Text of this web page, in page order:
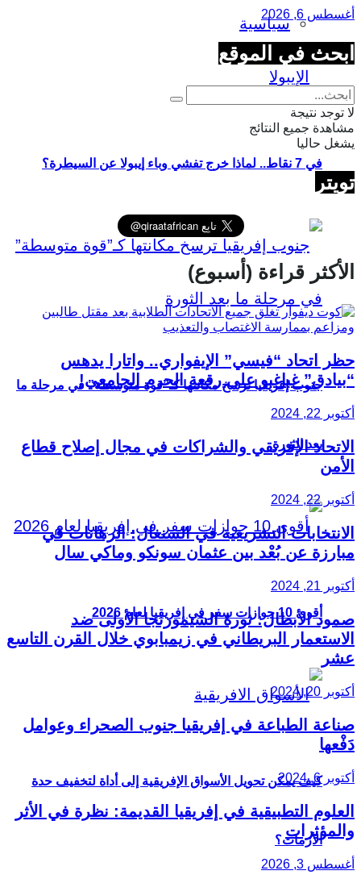
سياسية
في 7 نقاط.. لماذا خرج تفشي وباء إيبولا عن السيطرة؟
جنوب إفريقيا ترسخ مكانتها كـ”قوة متوسطة” في مرحلة ما
بعد الثورة
أقوى 10 جوازات سفر في إفريقيا لعام 2026
كيف يمكن تحويل الأسواق الإفريقية إلى أداة لتخفيف حدة
الأزمات؟
أغسطس 6, 2026
ابحث في الموقع
لا توجد نتيجة
مشاهدة جميع النتائج
يشغل حاليا
تويتر
الأكثر قراءة (أسبوع)
حظر اتحاد “فيسي” الإيفواري.. واتارا يدهس
“بيادق” غباغبو على رقعة الحرم الجامعي!
أكتوبر 22, 2024
الاتحاد الإفريقي والشراكات في مجال إصلاح قطاع
الأمن
أكتوبر 22, 2024
الانتخابات التشريعية في السنغال: الرهانات في
مبارزة عن بُعْد بين عثمان سونكو وماكي سال
أكتوبر 21, 2024
صمود الأبطال: ثورة الشيمورنجا الأولى ضد
الاستعمار البريطاني في زيمبابوي خلال القرن التاسع
عشر
أكتوبر 20, 2024
صناعة الطباعة في إفريقيا جنوب الصحراء وعوامل
دَفْعها
أكتوبر 6, 2024
العلوم التطبيقية في إفريقيا القديمة: نظرة في الأثر
والمؤثرات
أغسطس 3, 2026